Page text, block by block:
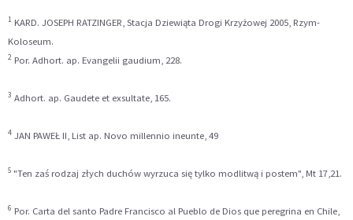
1 KARD. JOSEPH RATZINGER, Stacja Dziewiąta Drogi Krzyżowej 2005, Rzym-
Koloseum.
2 Por. Adhort. ap. Evangelii gaudium, 228.
3 Adhort. ap. Gaudete et exsultate, 165.
4 JAN PAWEŁ II, List ap. Novo millennio ineunte, 49
5 "Ten zaś rodzaj złych duchów wyrzuca się tylko modlitwą i postem", Mt 17,21.
6 Por. Carta del santo Padre Francisco al Pueblo de Dios que peregrina en Chile,